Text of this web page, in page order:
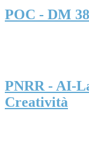
POC - DM
PNRR - AI-
Creatività